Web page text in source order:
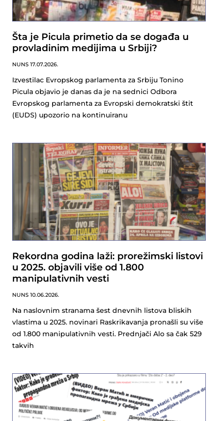
Šta je Picula primetio da se događa u
provladinim medijima u Srbiji?
NUNS 17.07.2026.
Izvestilac Evropskog parlamenta za Srbiju Tonino
Picula objavio je danas da je na sednici Odbora
Evropskog parlamenta za Evropski demokratski štit
(EUDS) upozorio na kontinuiranu
Rekordna godina laži: prorežimski listovi
u 2025. objavili više od 1.800
manipulativnih vesti
NUNS 10.06.2026.
Na naslovnim stranama šest dnevnih listova bliskih
vlastima u 2025. novinari Raskrikavanja pronašli su više
od 1.800 manipulativnih vesti. Prednjači Alo sa čak 529
takvih